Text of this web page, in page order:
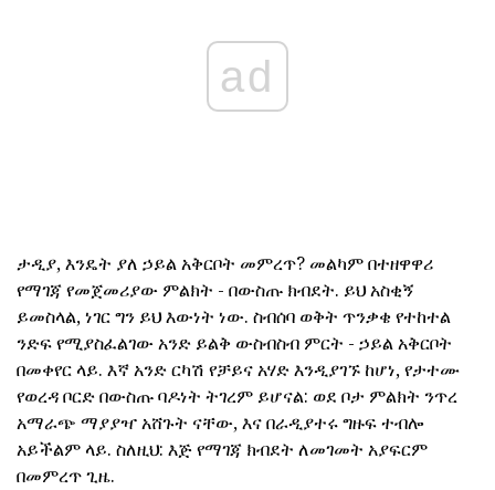
ad
ታዲያ, እንዴት ያለ ኃይል አቅርቦት መምረጥ? መልካም በተዘዋዋሪ
የማገጃ የመጀመሪያው ምልክት - በውስጡ ክብደት. ይህ አስቂኝ
ይመስላል, ነገር ግን ይህ እውነት ነው. ስብሰባ ወቅት ጥንቃቄ የተከተል
ንድፍ የሚያስፈልገው አንድ ይልቅ ውስብስብ ምርት - ኃይል አቅርቦት
በመቀየር ላይ. እኛ አንድ ርካሽ የቻይና አሃድ እንዲያገኙ ከሆነ, የታተሙ
የወረዳ ቦርድ በውስጡ ባዶነት ትገረም ይሆናል: ወደ ቦታ ምልክት ንጥረ
አማራጭ ማያያዣ አሸጉት ናቸው, እና በራዲያተሩ ግዙፍ ተብሎ
አይችልም ላይ. ስለዚህ: እጅ የማገጃ ክብደት ለመገመት አያፍርም
በመምረጥ ጊዜ.